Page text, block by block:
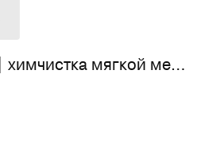
ПятенБольше.net | химчистка мягкой мебели на дому